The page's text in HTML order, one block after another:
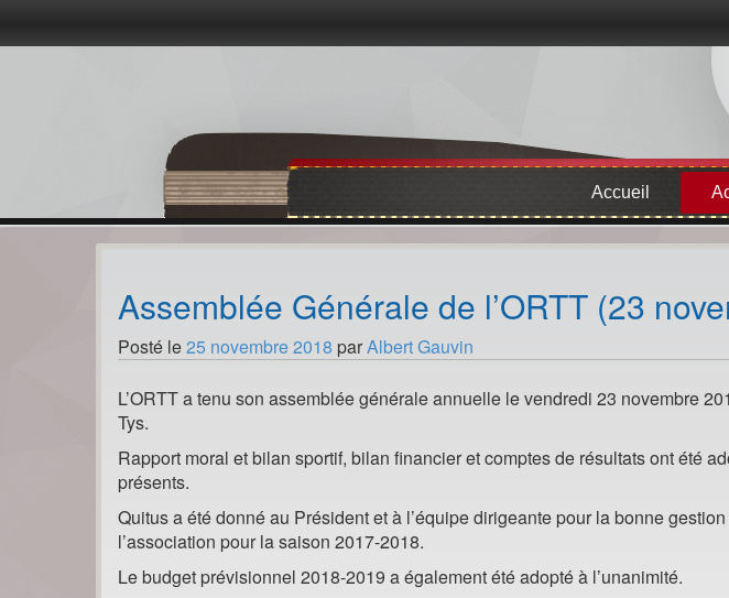
Accueil
Assemblée Générale de l’ORTT (23
Posté le25 novembre 2018 parAlbert Gauvin
L’ORTT a tenu son assemblée générale annuelle le vendredi 23 novembre
Tys.
Rapport moral et bilan sportif, bilan financier et comptes de résultats ont été
présents.
Quitus a été donné au Président et à l’équipe dirigeante pour la bonne
l’association pour la saison 2017-2018.
Le budget prévisionnel 2018-2019 a également été adopté à l’unanimité.